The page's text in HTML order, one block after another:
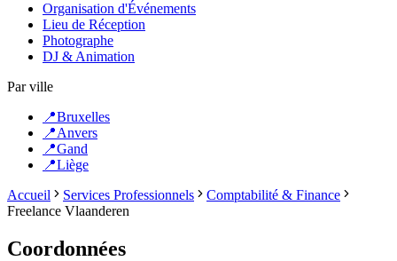
Organisation d'Événements
Lieu de Réception
Photographe
DJ & Animation
Par ville
📍Bruxelles
📍Anvers
📍Gand
📍Liège
Accueil
Services Professionnels
Comptabilité & Finance
Freelance Vlaanderen
Coordonnées